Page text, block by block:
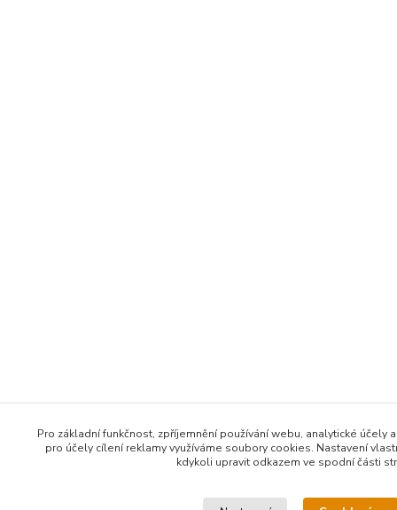
Pro základní funkčnost, zpříjemnění používání webu, analytické účely
pro účely cílení reklamy využíváme soubory cookies. Nastavení
kdykoli upravit odkazem ve spodní části